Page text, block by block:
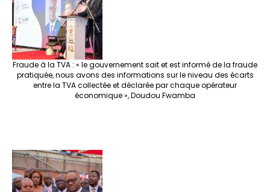
Fraude à la TVA : « le gouvernement sait et est informé de la fraude
pratiquée, nous avons des informations sur le niveau des écarts
entre la TVA collectée et déclarée par chaque opérateur
économique », Doudou Fwamba